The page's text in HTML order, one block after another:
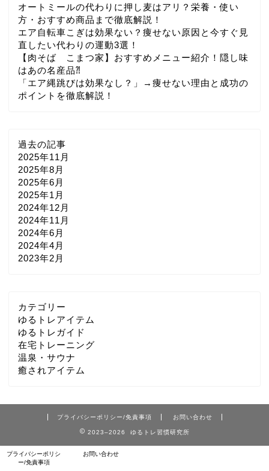
オートミールの代わりに押し麦はアリ？栄養・使い
方・おすすめ商品まで徹底解説！
エア自転車こぎは効果ない？痩せない原因と今すぐ見
直したい代わりの運動3選！
【肉そば こまつ家】おすすめメニュー紹介！隠し味
はあの名産品⁈
「エア縄跳びは効果なし？」→痩せない理由と成功の
ポイントを徹底解説！
過去の記事
2025年11月
2025年8月
2025年6月
2025年1月
2024年12月
2024年11月
2024年6月
2024年4月
2023年2月
カテゴリー
ゆるトレアイテム
ゆるトレガイド
在宅トレーニング
温泉・サウナ
癒されアイテム
プライバシーポリシー/免責事項 お問い合わせ
2023–2026 ゆるトレ習慣研究所
プライバシーポリシ
ー/免責事項
お問い合わせ